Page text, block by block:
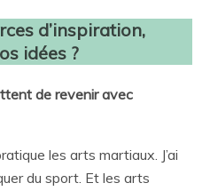
d’inspiration,
idées ?
de revenir avec
les arts martiaux. J’ai
du sport. Et les arts